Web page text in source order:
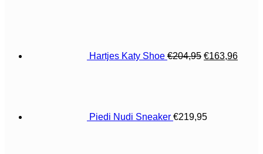
Hartjes Katy Shoe €204,95 €163,96
Piedi Nudi Sneaker €219,95